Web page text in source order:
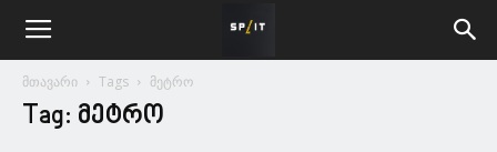
მთავარი Tags მეტრო
Tag: მეტრო